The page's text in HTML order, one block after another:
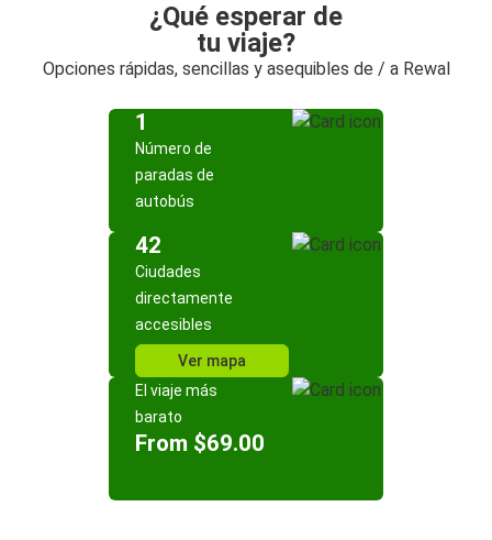
¿Qué esperar de
tu viaje?
Opciones rápidas, sencillas y asequibles de / a Rewal
1
Número de
paradas de
autobús
42
Ciudades
directamente
accesibles
Ver mapa
El viaje más
barato
From $69.00